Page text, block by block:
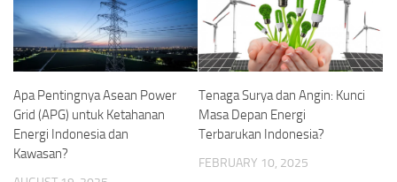
Apa Pentingnya Asean Power
Grid (APG) untuk Ketahanan
Energi Indonesia dan
Kawasan?
Tenaga Surya dan Angin: Kunci
Masa Depan Energi
Terbarukan Indonesia?
FEBRUARY 10, 2025